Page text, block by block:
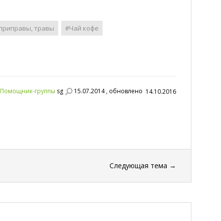
травы #Чай кофе
Помощник-группы sg 15.07.2014 , обновлено 14.10.2016
Следующая тема →